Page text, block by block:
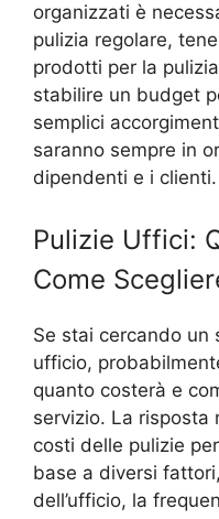
organizzati è
pulizia regolare,
prodotti per la
stabilire un budget
semplici
saranno sempre in
dipendenti e i clienti.
Pulizie Uffici:
Come
Se stai cercando un
ufficio,
quanto costerà e
servizio. La risposta
costi delle pulizie
base a diversi
dell’ufficio, la